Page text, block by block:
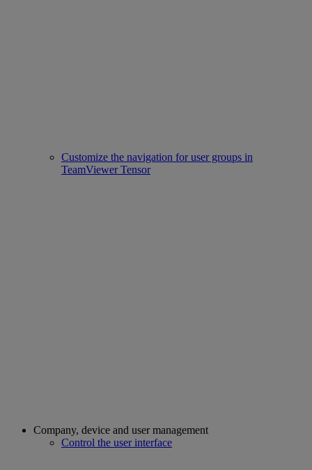
Customize the navigation for user groups in
TeamViewer Tensor
Company, device and user management
Control the user interface